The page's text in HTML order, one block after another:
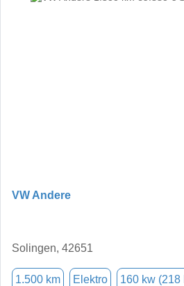
VW Andere
Solingen, 42651
1.500 km Elektro 160 kw (218